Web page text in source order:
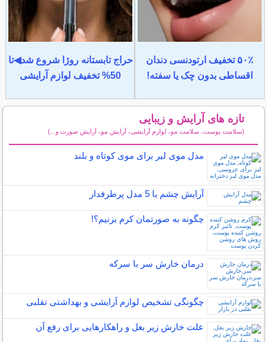
۵۰٪ تخفیف ارتودنسی دندان
اقساطی بدون چک یا سفته!
حراج تابستانه روژا شروع شد◀تا
50% تخفیف لوازم آرایشی
تازه های آرایش و زیبایی
(سلامت پوست، سلامت مو، لوازم آرایشی، آرایش مو، آرایش صورت و...)
مدل موی لیر برای موی کوتاه و بلند
آرایش چشم با 5 مدل پرطرفدار
چگونه به صورتمان کرم بزنیم؟!
درمان خارش سر با سرکه
چگونگی تشخیص لوازم آرایشی و بهداشتی تقلبی
علت خارش زیر بغل و راهکارهایی برای رفع آن